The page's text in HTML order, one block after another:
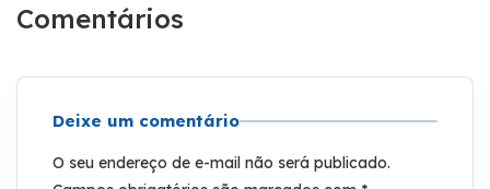
Comentários
Deixe um comentário
O seu endereço de e-mail não será publicado.